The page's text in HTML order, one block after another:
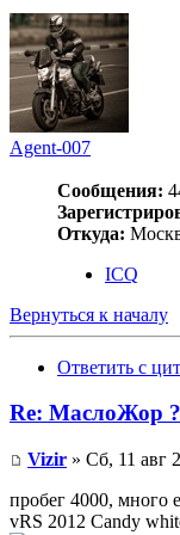
Agent-007
Сообщения:
Откуда:
ICQ
Вернуться к началу
Ответить с
Re: МаслоЖор
Vizir » Сб, 11 авг
пробег 4000, много
vRS 2012 Candy